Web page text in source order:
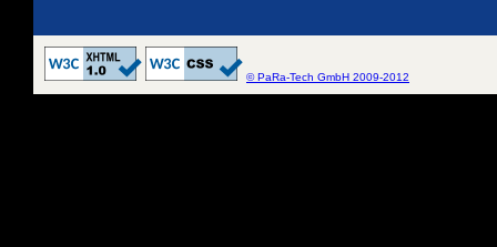
© PaRa-Tech GmbH 2009-2012